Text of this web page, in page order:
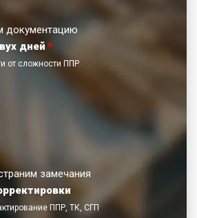
документацию
дней *
от сложности ППР
замечания
ППР, ТК, СГП